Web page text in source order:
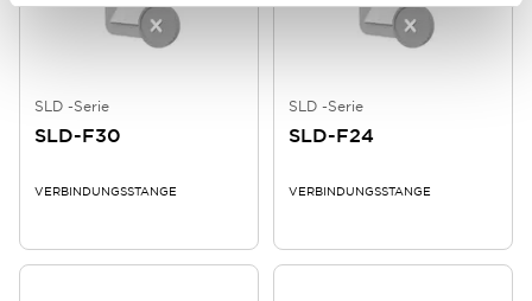
SLD -Serie
SLD-F30
VERBINDUNGSSTANGE
SLD -Serie
SLD-F24
VERBINDUNGSSTANGE